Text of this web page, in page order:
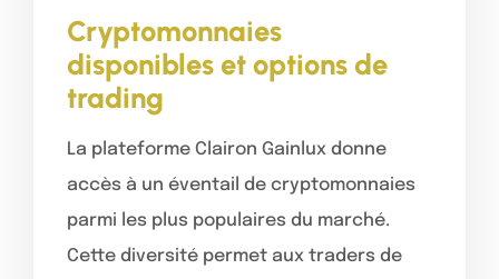
Cryptomonnaies
disponibles et options de
trading
La plateforme Clairon Gainlux donne
accès à un éventail de cryptomonnaies
parmi les plus populaires du marché.
Cette diversité permet aux traders de